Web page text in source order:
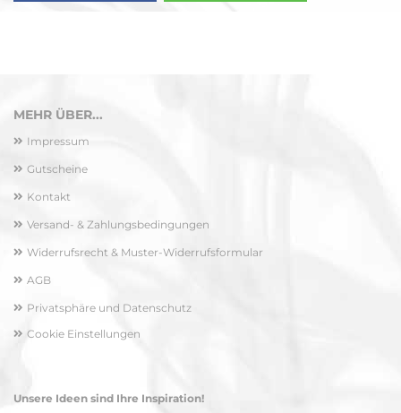
MEHR ÜBER...
Impressum
Gutscheine
Kontakt
Versand- & Zahlungsbedingungen
Widerrufsrecht & Muster-Widerrufsformular
AGB
Privatsphäre und Datenschutz
Cookie Einstellungen
Unsere Ideen sind Ihre Inspiration!